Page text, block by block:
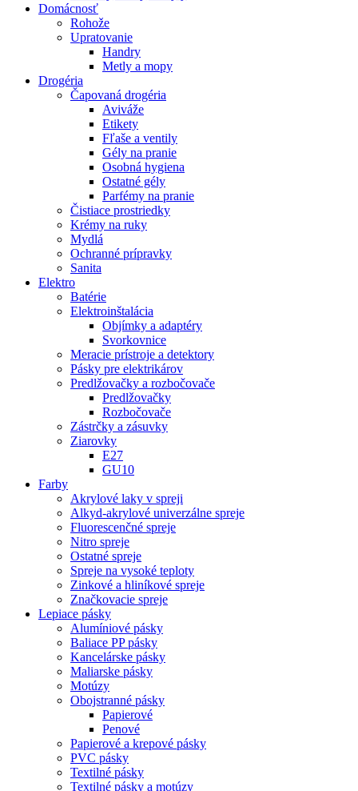
Domácnosť
Rohože
Upratovanie
Handry
Metly a mopy
Drogéria
Čapovaná drogéria
Aviváže
Etikety
Fľaše a ventily
Gély na pranie
Osobná hygiena
Ostatné gély
Parfémy na pranie
Čistiace prostriedky
Krémy na ruky
Mydlá
Ochranné prípravky
Sanita
Elektro
Batérie
Elektroinštalácia
Objímky a adaptéry
Svorkovnice
Meracie prístroje a detektory
Pásky pre elektrikárov
Predlžovačky a rozbočovače
Predlžovačky
Rozbočovače
Zástrčky a zásuvky
Ziarovky
E27
GU10
Farby
Akrylové laky v spreji
Alkyd-akrylové univerzálne spreje
Fluorescenčné spreje
Nitro spreje
Ostatné spreje
Spreje na vysoké teploty
Zinkové a hliníkové spreje
Značkovacie spreje
Lepiace pásky
Alumíniové pásky
Baliace PP pásky
Kancelárske pásky
Maliarske pásky
Motúzy
Obojstranné pásky
Papierové
Penové
Papierové a krepové pásky
PVC pásky
Textilné pásky
Textilné pásky a motúzy